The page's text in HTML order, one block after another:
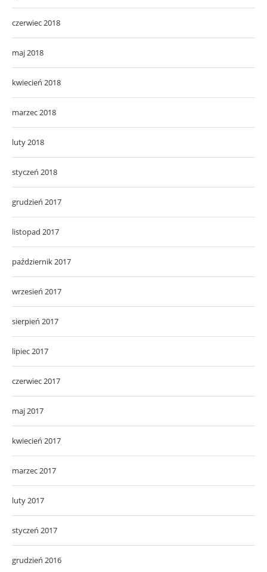
czerwiec 2018
maj 2018
kwiecień 2018
marzec 2018
luty 2018
styczeń 2018
grudzień 2017
listopad 2017
październik 2017
wrzesień 2017
sierpień 2017
lipiec 2017
czerwiec 2017
maj 2017
kwiecień 2017
marzec 2017
luty 2017
styczeń 2017
grudzień 2016